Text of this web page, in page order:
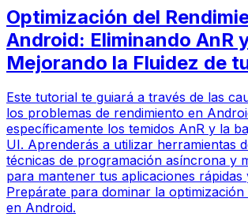
Optimización del
Android: Eliminando AnR
Mejorando la Fluidez de
Este tutorial te guiará a través de las
los problemas de rendimiento en
específicamente los temidos AnR y la
UI. Aprenderás a utilizar herramientas
técnicas de programación asíncrona y
para mantener tus aplicaciones rápidas
Prepárate para dominar la optimización
en Android.